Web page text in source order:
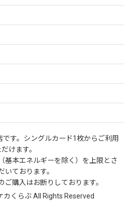
す。シングルカード1枚からご利用
けます。
基本エネルギーを除く）を上限とさ
いております。
購入はお断りしております。
カくらぶ All Rights Reserved